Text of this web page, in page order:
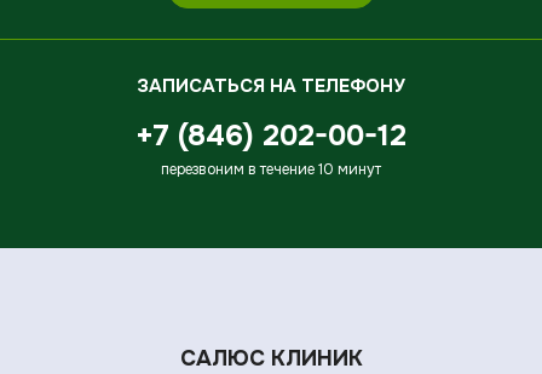
ЗАПИСАТЬСЯ НА ТЕЛЕФОНУ
+7 (846) 202-00-12
перезвоним в течение 10 минут
САЛЮС КЛИНИК